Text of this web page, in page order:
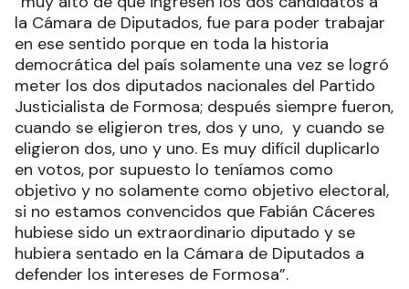
la Cámara de Diputados, fue para poder trabajar
en ese sentido porque en toda la historia
democrática del país solamente una vez se logró
meter los dos diputados nacionales del Partido
Justicialista de Formosa; después siempre fueron,
cuando se eligieron tres, dos y uno, y cuando se
eligieron dos, uno y uno. Es muy difícil duplicarlo
en votos, por supuesto lo teníamos como
objetivo y no solamente como objetivo electoral,
si no estamos convencidos que Fabián Cáceres
hubiese sido un extraordinario diputado y se
hubiera sentado en la Cámara de Diputados a
defender los intereses de Formosa”.